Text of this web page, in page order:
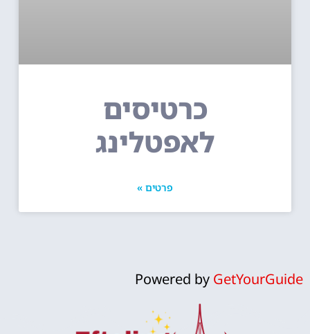
כרטיסים
לאפטלינג
פרטים »
Powered by GetYourGuide